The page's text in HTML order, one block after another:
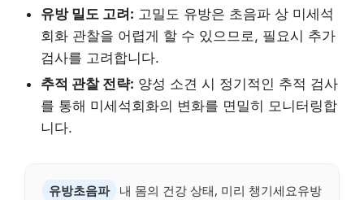
유방 밀도 고려: 고밀도 유방은 초음파 상 미세석
회화 관찰을 어렵게 할 수 있으므로, 필요시 추가
검사를 고려합니다.
추적 관찰 전략: 양성 소견 시 정기적인 추적 검사
를 통해 미세석회화의 변화를 면밀히 모니터링합
니다.
유방초음파
내 몸의 건강 상태, 미리 챙기세요유방